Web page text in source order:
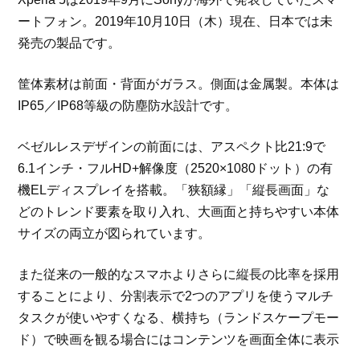
ートフォン。2019年10月10日（木）現在、日本では未
発売の製品です。
筐体素材は前面・背面がガラス。側面は金属製。本体は
IP65／IP68等級の防塵防水設計です。
ベゼルレスデザインの前面には、アスペクト比21:9で
6.1インチ・フルHD+解像度（2520×1080ドット）の有
機ELディスプレイを搭載。「狭額縁」「縦長画面」な
どのトレンド要素を取り入れ、大画面と持ちやすい本体
サイズの両立が図られています。
また従来の一般的なスマホよりさらに縦長の比率を採用
することにより、分割表示で2つのアプリを使うマルチ
タスクが使いやすくなる、横持ち（ランドスケープモー
ド）で映画を観る場合にはコンテンツを画面全体に表示